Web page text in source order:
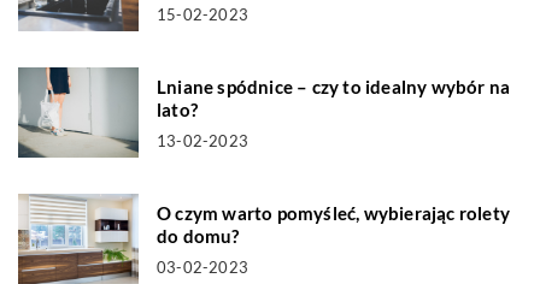
15-02-2023
Lniane spódnice – czy to idealny wybór na
lato?
13-02-2023
O czym warto pomyśleć, wybierając rolety
do domu?
03-02-2023